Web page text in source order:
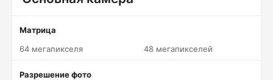
Матрица
64 мегапикселя
48 мегапикселей
Разрешение фото